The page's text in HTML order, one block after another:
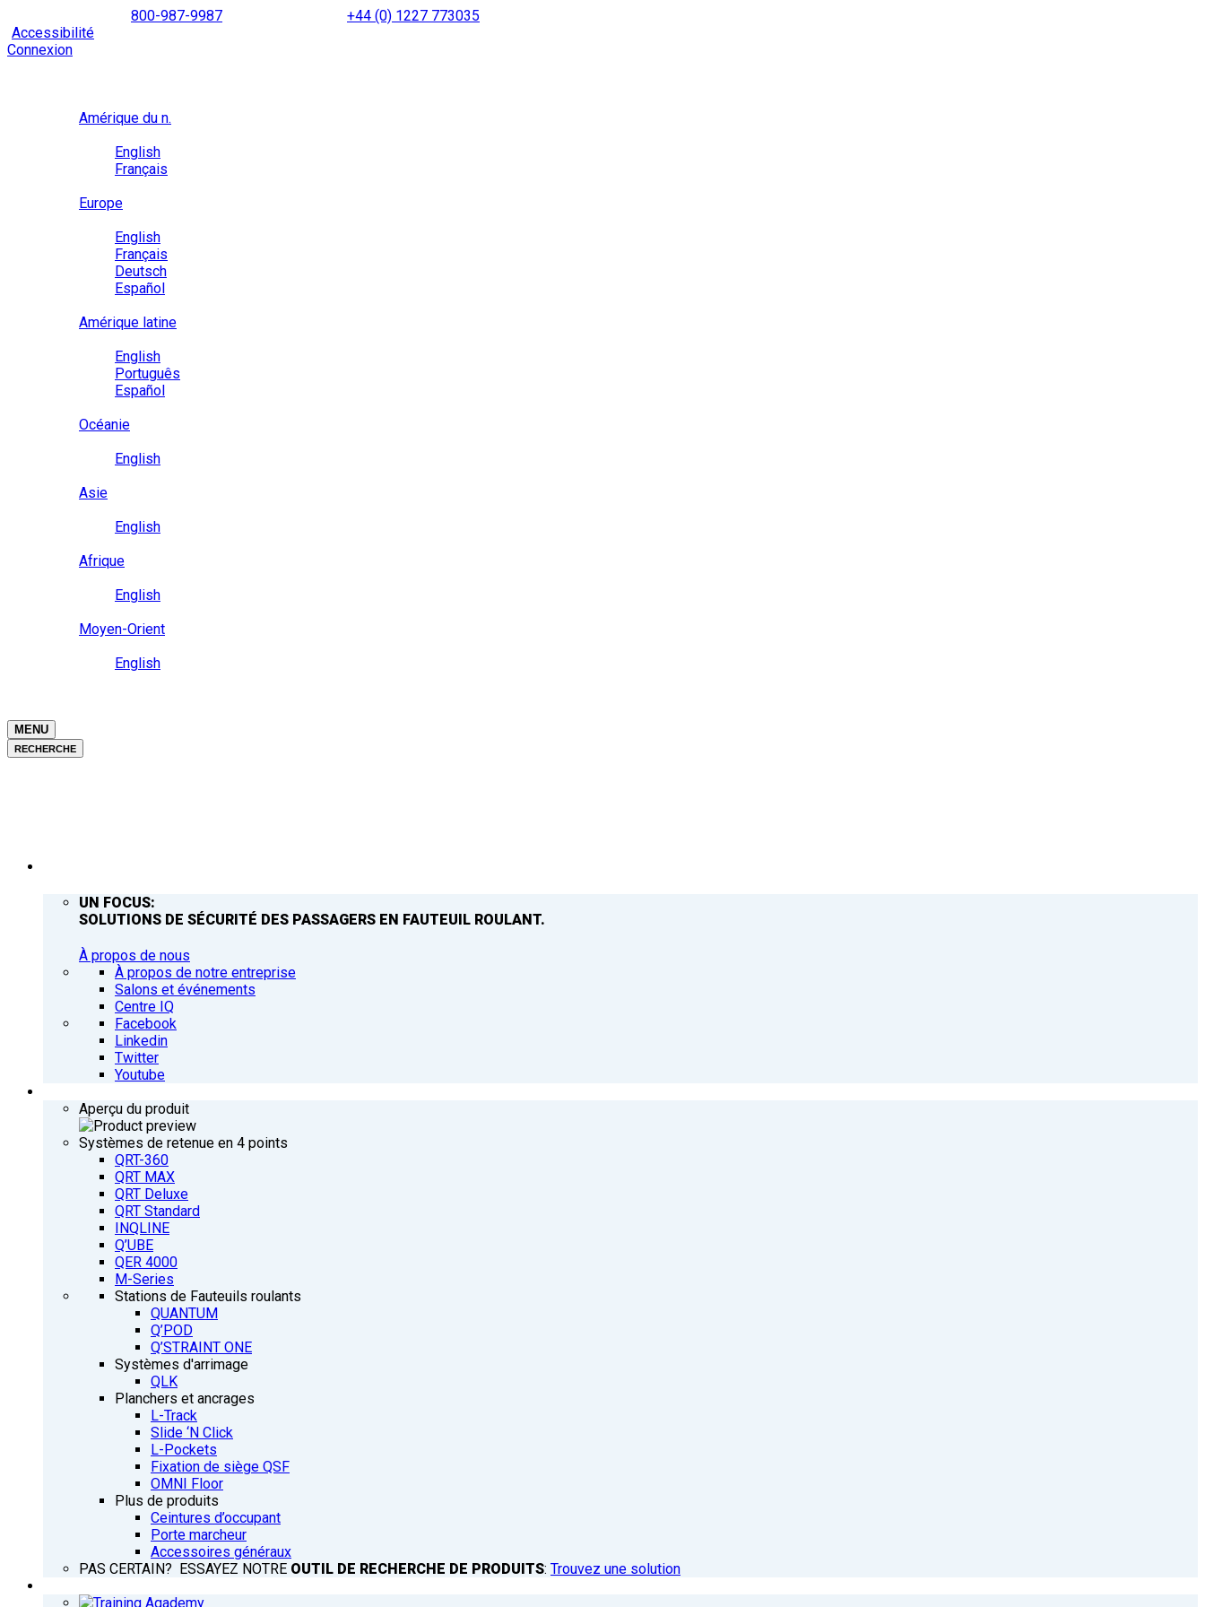
to
content
800-987-9987
+44 (0) 1227 773035
Accessibilité
Connexion
Amérique du n.
English
Français
Europe
English
Français
Deutsch
Español
Amérique latine
English
Português
Español
Océanie
English
Asie
English
Afrique
English
Moyen-Orient
English
MENU
RECHERCHE
UN FOCUS:
SOLUTIONS DE SÉCURITÉ DES PASSAGERS EN FAUTEUIL ROULANT.
À propos de nous
À propos de notre entreprise
Salons et événements
Centre IQ
Facebook
Linkedin
Twitter
Youtube
Aperçu du produit
Systèmes de retenue en 4 points
QRT-360
QRT MAX
QRT Deluxe
QRT Standard
INQLINE
Q’UBE
QER 4000
M-Series
Stations de Fauteuils roulants
QUANTUM
Q’POD
Q’STRAINT ONE
Systèmes d'arrimage
QLK
Planchers et ancrages
L-Track
Slide ‘N Click
L-Pockets
Fixation de siège QSF
OMNI Floor
Plus de produits
Ceintures d’occupant
Porte marcheur
Accessoires généraux
PAS CERTAIN? ESSAYEZ NOTRE OUTIL DE RECHERCHE DE PRODUITS: Trouvez une solution